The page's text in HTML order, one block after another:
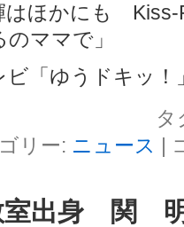
はほかにも
のママで」
ビ「ゆうドキッ
タ
リー: ニュース |
室出身 関